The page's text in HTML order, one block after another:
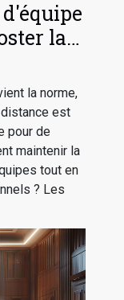
la
la norme,
est
pour de
maintenir la
tout en
? Les